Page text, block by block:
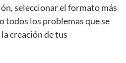
seleccionar el formato más
todos los problemas que se
creación de tus